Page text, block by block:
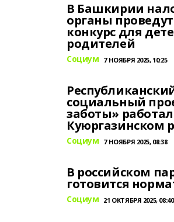
В Башкирии
органы
конкурс для
родителей
Социум 7 НОЯБРЯ 2025, 10:25
социальный
заботы»
Куюргазинском
Социум 7 НОЯБРЯ 2025, 08:38
В российском
готовится
Социум 21 ОКТЯБРЯ 2025, 08:40